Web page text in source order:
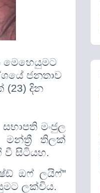
මෙහෙයුමට
ජනතාව
(23) දින
මංජුල
මන්ත්‍රී තිලක්
වී සිටියහ.
ඔෆ් ලයිෆ්"
ලක්විය.